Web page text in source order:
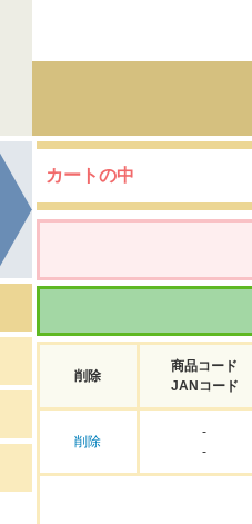
カートの中
削除
商品コード
JANコード
削除
-
-